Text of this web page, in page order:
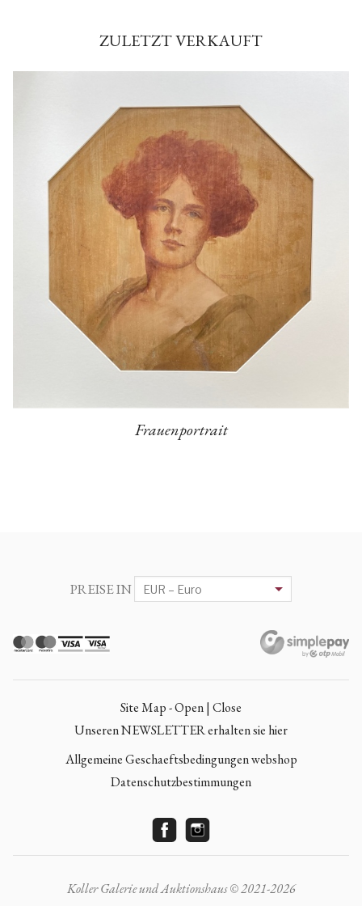
ZULETZT VERKAUFT
Frauenportrait
PREISE IN
Site Map - Open | Close
Unseren NEWSLETTER erhalten sie hier
Allgemeine Geschaeftsbedingungen webshop
Datenschutzbestimmungen
Koller Galerie und Auktionshaus © 2021-2026